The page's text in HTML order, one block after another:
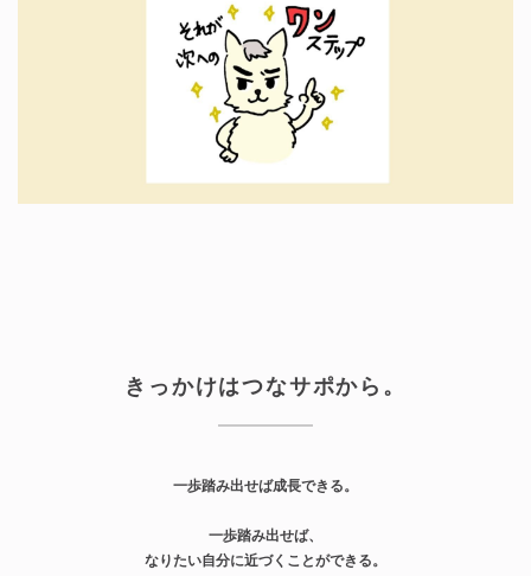
きっかけはつなサポから。
一歩踏み出せば成長できる。
一歩踏み出せば、
なりたい自分に近づくことができる。